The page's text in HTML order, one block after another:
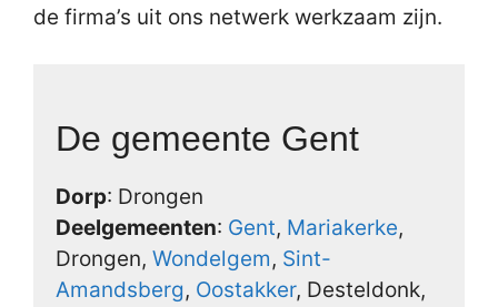
de firma’s uit ons netwerk werkzaam zijn.
De gemeente Gent
Dorp: Drongen
Deelgemeenten: Gent, Mariakerke,
Drongen, Wondelgem, Sint-
Amandsberg, Oostakker, Desteldonk,